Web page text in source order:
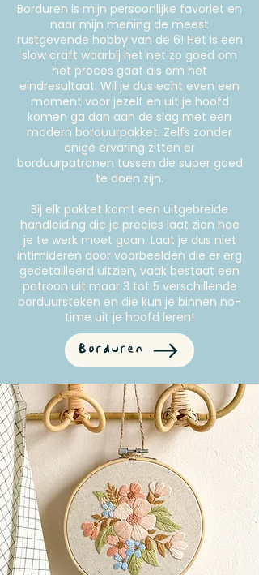
Borduren is mijn persoonlijke favoriet en
naar mijn mening de meest
rustgevende hobby van de 6! Het is een
slow craft waarbij het net zo goed om
het proces gaat als om het
eindresultaat. Wil je dus echt even een
moment voor jezelf en uit je hoofd
komen ga dan aan de slag met een
modern borduurpakket. Zelfs zonder
enige ervaring zitten er
borduurpatronen tussen die super goed
te doen zijn.
Bij elk pakket komt een uitgebreide
handleiding die je precies laat zien hoe
je te werk moet gaan. Laat je dus niet
intimideren door voorbeelden die er erg
gedetailleerd uitzien, vaak bestaat een
patroon uit maar 3 tot 5 verschillende
borduursteken en die kun je binnen no-
time uit je hoofd leren!
Borduren